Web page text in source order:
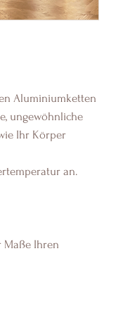
Aluminiumketten
ungewöhnliche
Ihr Körper
an.
Maße Ihren